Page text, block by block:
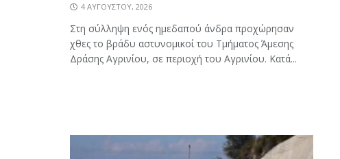
4 ΑΥΓΟΎΣΤΟΥ, 2026
Στη σύλληψη ενός ημεδαπού άνδρα προχώρησαν
χθες το βράδυ αστυνομικοί του Τμήματος Άμεσης
Δράσης Αγρινίου, σε περιοχή του Αγρινίου. Κατά...